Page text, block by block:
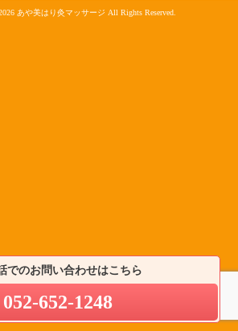
あや美はり灸マッサージ All Rights Reserved.
でのお問い合わせはこちら
052-652-1248